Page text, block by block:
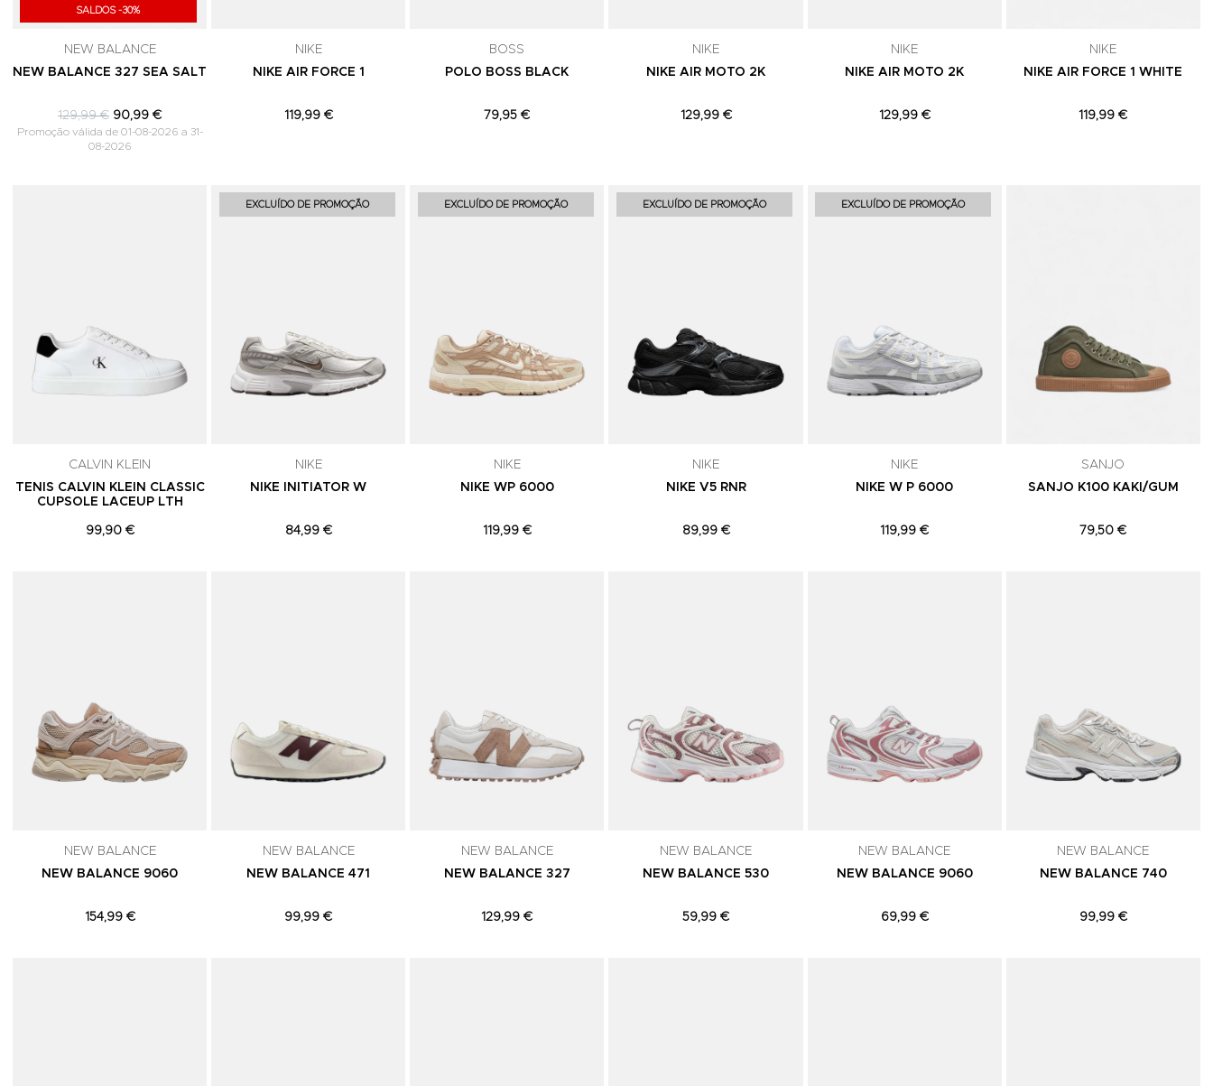
SALDOS -30%
NEW BALANCE
NEW BALANCE 327 SEA SALT
129,99 € 90,99 €
Promoção válida de 01-08-2026 a 31-
08-2026
NIKE
NIKE AIR FORCE 1
119,99 €
BOSS
POLO BOSS BLACK
79,95 €
NIKE
NIKE AIR MOTO 2K
129,99 €
NIKE
NIKE AIR MOTO 2K
129,99 €
NIKE
NIKE AIR FORCE 1 WHITE
119,99 €
Adicionar aos Favoritos
CALVIN KLEIN
TENIS CALVIN KLEIN CLASSIC
CUPSOLE LACEUP LTH
99,90 €
EXCLUÍDO DE PROMOÇÃO Adicionar aos Favoritos
NIKE
NIKE INITIATOR W
84,99 €
EXCLUÍDO DE PROMOÇÃO Adicionar aos Favoritos
NIKE
NIKE WP 6000
119,99 €
EXCLUÍDO DE PROMOÇÃO Adicionar aos Favoritos
NIKE
NIKE V5 RNR
89,99 €
EXCLUÍDO DE PROMOÇÃO
NIKE
NIKE W P 6000
119,99 €
SANJO
SANJO K100 KAKI/GUM
79,50 €
NEW BALANCE
NEW BALANCE 9060
154,99 €
NEW BALANCE
NEW BALANCE 471
99,99 €
NEW BALANCE
NEW BALANCE 327
129,99 €
NEW BALANCE
NEW BALANCE 530
59,99 €
NEW BALANCE
NEW BALANCE 9060
69,99 €
NEW BALANCE
NEW BALANCE 740
99,99 €